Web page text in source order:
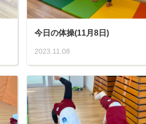
今日の体操(11月8日)
2023.11.08